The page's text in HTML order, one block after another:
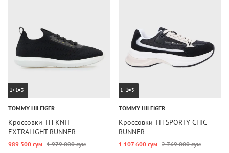
1+1=3
TOMMY HILFIGER
Кроссовки TH KNIT
EXTRALIGHT RUNNER
989 500 сум 1 979 000 сум
1+1=3
TOMMY HILFIGER
Кроссовки TH SPORTY CHIC
RUNNER
1 107 600 сум 2 769 000 сум